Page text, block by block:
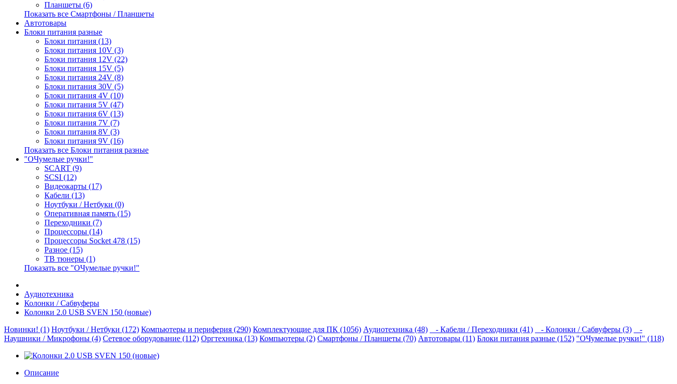
Планшеты (6)
Показать все Смартфоны / Планшеты
Автотовары
Блоки питания разные
Блоки питания (13)
Блоки питания 10V (3)
Блоки питания 12V (22)
Блоки питания 15V (5)
Блоки питания 24V (8)
Блоки питания 30V (5)
Блоки питания 4V (10)
Блоки питания 5V (47)
Блоки питания 6V (13)
Блоки питания 7V (7)
Блоки питания 8V (3)
Блоки питания 9V (16)
Показать все Блоки питания разные
"ОЧумелые ручки!"
SCART (9)
SCSI (12)
Видеокарты (17)
Кабели (13)
Ноутбуки / Нетбуки (0)
Оперативная память (15)
Переходники (7)
Процессоры (14)
Процессоры Socket 478 (15)
Разное (15)
ТВ тюнеры (1)
Показать все "ОЧумелые ручки!"
Аудиотехника
Колонки / Сабвуферы
Колонки 2.0 USB SVEN 150 (новые)
Новинки! (1) Ноутбуки / Нетбуки (172) Компьютеры и периферия (290) Комплектующие для ПК (1056) Аудиотехника (48) - Кабели / Переходники (41) - Колонки / Сабвуферы (3)
-
Наушники / Микрофоны (4) Сетевое оборудование (112) Оргтехника (13) Компьютеры (2) Смартфоны / Планшеты (70) Автотовары (11) Блоки питания разные (152) "ОЧумелые ручки!" (118)
Описание